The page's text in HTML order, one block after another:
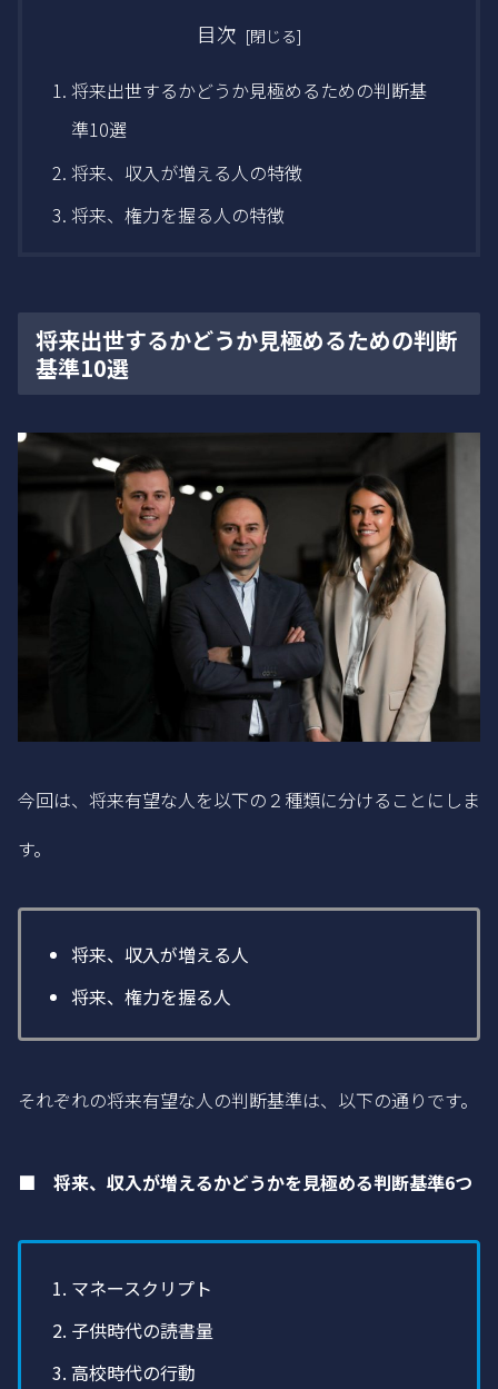
目次
将来出世するかどうか見極めるための判断基
準10選
将来、収入が増える人の特徴
将来、権力を握る人の特徴
将来出世するかどうか見極めるための判断
基準10選
今回は、将来有望な人を以下の２種類に分けることにしま
す。
将来、収入が増える人
将来、権力を握る人
それぞれの将来有望な人の判断基準は、以下の通りです。
■ 将来、収入が増えるかどうかを見極める判断基準6つ
マネースクリプト
子供時代の読書量
高校時代の行動